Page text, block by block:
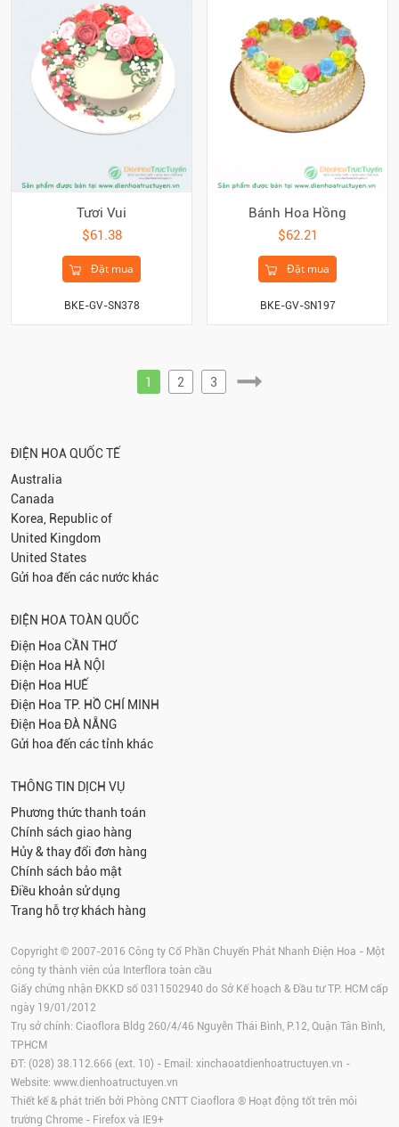
Tươi Vui
$61.38
Đặt mua
BKE-GV-SN378
Bánh Hoa Hồng
$62.21
Đặt mua
BKE-GV-SN197
1 2 3
ĐIỆN HOA QUỐC TẾ
Australia
Canada
Korea, Republic of
United Kingdom
United States
Gửi hoa đến các nước khác
ĐIỆN HOA TOÀN QUỐC
Điện Hoa CẦN THƠ
Điện Hoa HÀ NỘI
Điện Hoa HUẾ
Điện Hoa TP. HỒ CHÍ MINH
Điện Hoa ĐÀ NẴNG
Gửi hoa đến các tỉnh khác
THÔNG TIN DỊCH VỤ
Phương thức thanh toán
Chính sách giao hàng
Hủy & thay đổi đơn hàng
Chính sách bảo mật
Điều khoản sử dụng
Trang hỗ trợ khách hàng
Copyright © 2007-2016 Công ty Cổ Phần Chuyển Phát Nhanh Điện Hoa - Một
công ty thành viên của Interflora toàn cầu
Giấy chứng nhận ĐKKD số 0311502940 do Sở Kế hoạch & Đầu tư TP. HCM cấp
ngày 19/01/2012
Trụ sở chính: Ciaoflora Bldg 260/4/46 Nguyễn Thái Bình, P.12, Quận Tân Bình,
TPHCM
ĐT: (028) 38.112.666 (ext. 10) - Email: xinchaoatdienhoatructuyen.vn -
Website: www.dienhoatructuyen.vn
Thiết kế & phát triển bởi Phòng CNTT Ciaoflora ® Hoạt động tốt trên môi
trường Chrome - Firefox và IE9+